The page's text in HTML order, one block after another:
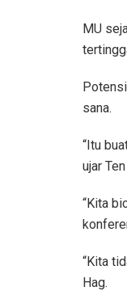
MU
sana.
“Itu
ujar
“Kita
“Kita
Hag.